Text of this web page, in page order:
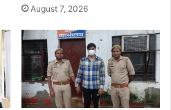
August 7, 2026